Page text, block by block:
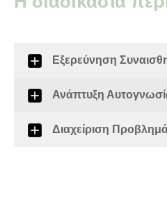
Εξερεύνηση
Ανάπτυξη
Διαχείριση